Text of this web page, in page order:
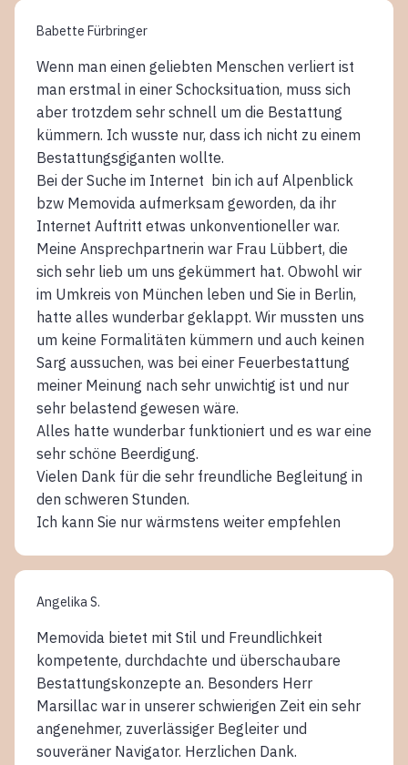
Babette Fürbringer
Wenn man einen geliebten Menschen verliert ist
man erstmal in einer Schocksituation, muss sich
aber trotzdem sehr schnell um die Bestattung
kümmern. Ich wusste nur, dass ich nicht zu einem
Bestattungsgiganten wollte.
Bei der Suche im Internet bin ich auf Alpenblick
bzw Memovida aufmerksam geworden, da ihr
Internet Auftritt etwas unkonventioneller war.
Meine Ansprechpartnerin war Frau Lübbert, die
sich sehr lieb um uns gekümmert hat. Obwohl wir
im Umkreis von München leben und Sie in Berlin,
hatte alles wunderbar geklappt. Wir mussten uns
um keine Formalitäten kümmern und auch keinen
Sarg aussuchen, was bei einer Feuerbestattung
meiner Meinung nach sehr unwichtig ist und nur
sehr belastend gewesen wäre.
Alles hatte wunderbar funktioniert und es war eine
sehr schöne Beerdigung.
Vielen Dank für die sehr freundliche Begleitung in
den schweren Stunden.
Ich kann Sie nur wärmstens weiter empfehlen
Angelika S.
Memovida bietet mit Stil und Freundlichkeit
kompetente, durchdachte und überschaubare
Bestattungskonzepte an. Besonders Herr
Marsillac war in unserer schwierigen Zeit ein sehr
angenehmer, zuverlässiger Begleiter und
souveräner Navigator. Herzlichen Dank.